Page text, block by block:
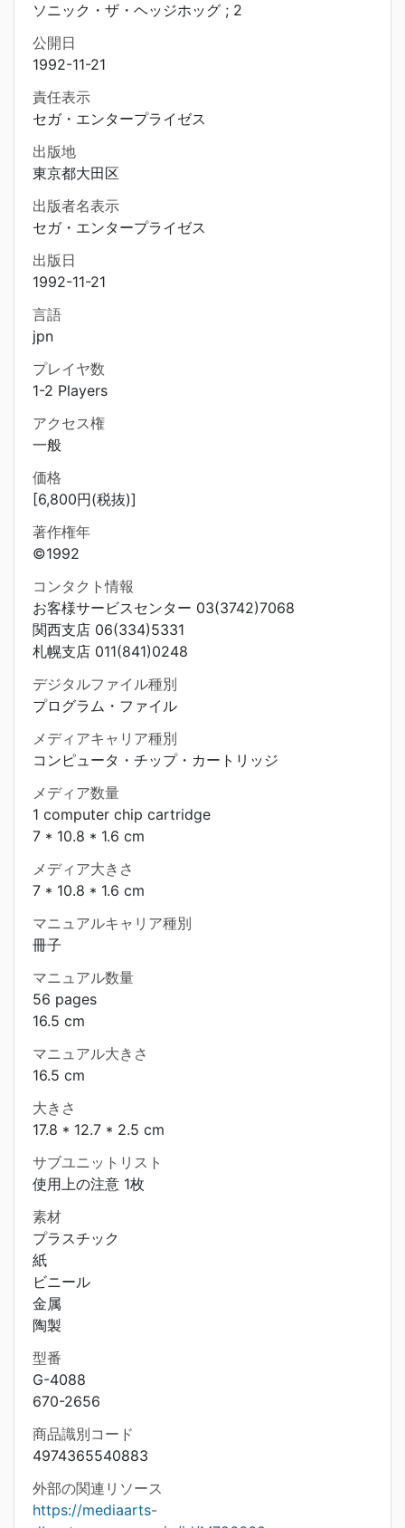
ソニック・ザ・ヘッジホッグ ; 2
公開日
1992-11-21
責任表示
セガ・エンタープライゼス
出版地
東京都大田区
出版者名表示
セガ・エンタープライゼス
出版日
1992-11-21
言語
jpn
プレイヤ数
1-2 Players
アクセス権
一般
価格
[6,800円(税抜)]
著作権年
©1992
コンタクト情報
お客様サービスセンター 03(3742)7068
関西支店 06(334)5331
札幌支店 011(841)0248
デジタルファイル種別
プログラム・ファイル
メディアキャリア種別
コンピュータ・チップ・カートリッジ
メディア数量
1 computer chip cartridge
7 * 10.8 * 1.6 cm
メディア大きさ
7 * 10.8 * 1.6 cm
マニュアルキャリア種別
冊子
マニュアル数量
56 pages
16.5 cm
マニュアル大きさ
16.5 cm
大きさ
17.8 * 12.7 * 2.5 cm
サブユニットリスト
使用上の注意 1枚
素材
プラスチック
紙
ビニール
金属
陶製
型番
G-4088
670-2656
商品識別コード
4974365540883
外部の関連リソース
https://mediaarts-